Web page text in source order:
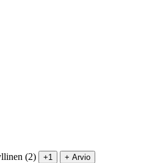
(2) +1 + Arvio